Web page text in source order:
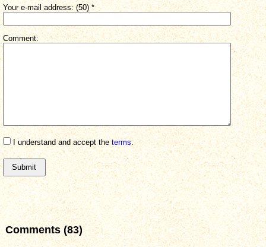
Your e-mail address: (50) *
Comment:
I understand and accept theterms.
Comments (83)